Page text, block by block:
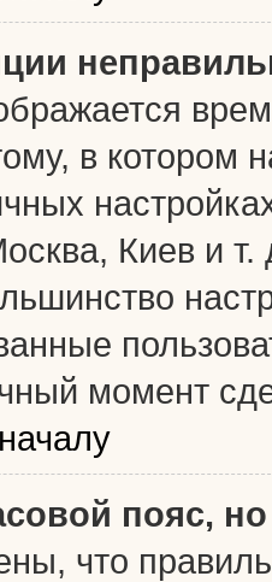
в котором
Киев и
момент
пояс,
что